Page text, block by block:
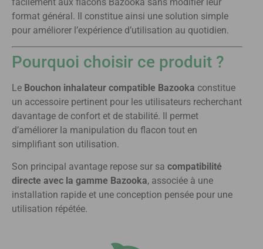
facilement aux flacons Bazooka sans modifier leur
format général. Il constitue ainsi une solution simple
pour améliorer l’expérience d’utilisation au quotidien.
Pourquoi choisir ce produit ?
Le Bouchon inhalateur compatible Bazooka constitue
un accessoire pertinent pour les utilisateurs recherchant
davantage de confort et de stabilité. Il permet
d’améliorer la manipulation du flacon tout en
simplifiant son utilisation.
Son principal avantage repose sur sa compatibilité
directe avec la gamme Bazooka, associée à une
installation rapide et une conception pensée pour une
utilisation répétée.